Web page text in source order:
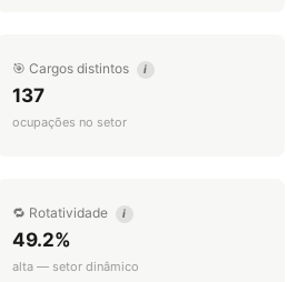
🎯 Cargos distintos i
137
ocupações no setor
🔁 Rotatividade i
49.2%
alta — setor dinâmico